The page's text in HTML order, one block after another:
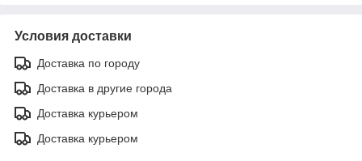
Условия доставки
Доставка по городу
Доставка в другие города
Доставка курьером
Доставка курьером